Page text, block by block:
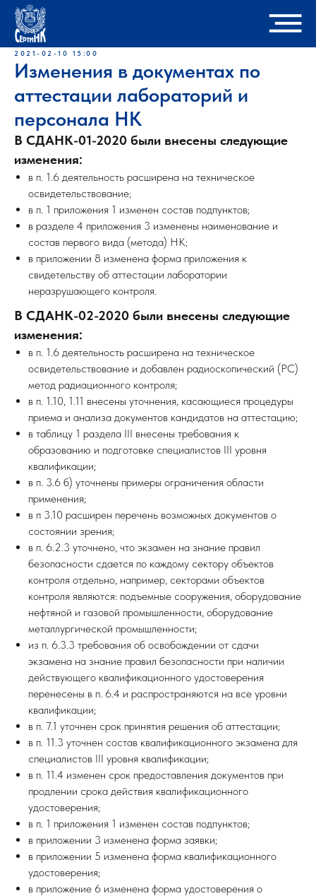
2021-02-10 15:00
Изменения в документах по
аттестации лабораторий и
персонала НК
В СДАНК-01-2020 были внесены следующие
изменения:
в п. 1.6 деятельность расширена на техническое
освидетельствование;
в п. 1 приложения 1 изменен состав подпунктов;
в разделе 4 приложения 3 изменены наименование и
состав первого вида (метода) НК;
в приложении 8 изменена форма приложения к
свидетельству об аттестации лаборатории
неразрушающего контроля.
В СДАНК-02-2020 были внесены следующие
изменения:
в п. 1.6 деятельность расширена на техническое
освидетельствование и добавлен радиоскопический (РС)
метод радиационного контроля;
в п. 1.10, 1.11 внесены уточнения, касающиеся процедуры
приема и анализа документов кандидатов на аттестацию;
в таблицу 1 раздела III внесены требования к
образованию и подготовке специалистов III уровня
квалификации;
в п. 3.6 б) уточнены примеры ограничения области
применения;
в п 3.10 расширен перечень возможных документов о
состоянии зрения;
в п. 6.2.3 уточнено, что экзамен на знание правил
безопасности сдается по каждому сектору объектов
контроля отдельно, например, секторами объектов
контроля являются: подъемные сооружения, оборудование
нефтяной и газовой промышленности, оборудование
металлургической промышленности;
из п. 6.3.3 требования об освобождении от сдачи
экзамена на знание правил безопасности при наличии
действующего квалификационного удостоверения
перенесены в п. 6.4 и распространяются на все уровни
квалификации;
в п. 7.1 уточнен срок принятия решения об аттестации;
в п. 11.3 уточнен состав квалификационного экзамена для
специалистов III уровня квалификации;
в п. 11.4 изменен срок предоставления документов при
продлении срока действия квалификационного
удостоверения;
в п. 1 приложения 1 изменен состав подпунктов;
в приложении 3 изменена форма заявки;
в приложении 5 изменена форма квалификационного
удостоверения;
в приложение 6 изменена форма удостоверения о